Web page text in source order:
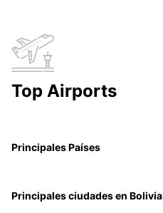
Top Airports
Principales Países
Principales ciudades en Bolivia